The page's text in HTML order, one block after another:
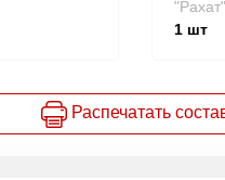
"Рахат"
1 шт
Распечатать